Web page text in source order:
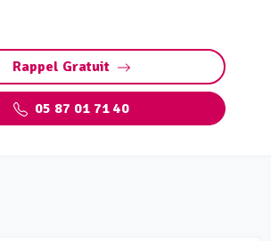
Rappel Gratuit
05 87 01 71 40